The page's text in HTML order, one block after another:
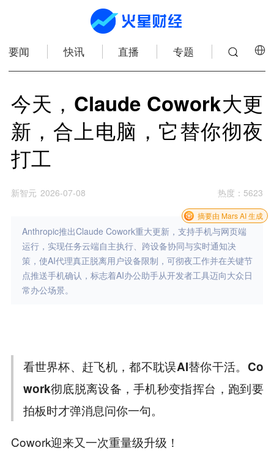
要闻 快讯 直播 专题
今天，Claude Cowork大更
新，合上电脑，它替你彻夜
打工
新智元 2026-07-08 热度 ： 5623
Anthropic推出Claude Cowork重大更新，支持手机与网页端
运行，实现任务云端自主执行、跨设备协同与实时通知决
策，使AI代理真正脱离用户设备限制，可彻夜工作并在关键节
点推送手机确认，标志着AI办公助手从开发者工具迈向大众日
常办公场景。
摘要由 Mars AI 生成
看世界杯、赶飞机，都不耽误AI替你干活。Co
work彻底脱离设备，手机秒变指挥台，跑到要
拍板时才弹消息问你一句。
Cowork迎来又一次重量级升级！